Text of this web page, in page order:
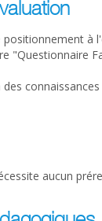
positionnement à
"Questionnaire
aucun